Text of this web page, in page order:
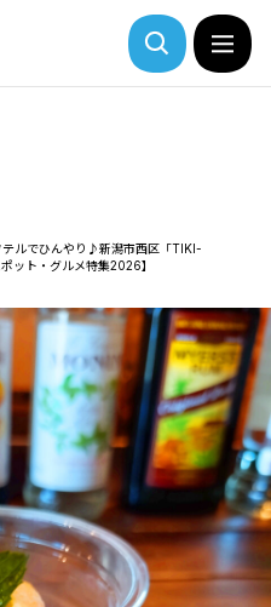
テルでひんやり♪新潟市西区「TIKI-
ット・グルメ特集2026】